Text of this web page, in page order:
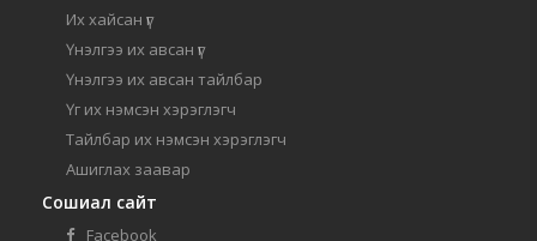
Их хайсан үг
Үнэлгээ их авсан үг
Үнэлгээ их авсан тайлбар
Үг их нэмсэн хэрэглэгч
Тайлбар их нэмсэн хэрэглэгч
Ашиглах заавар
Сошиал сайт
Facebook